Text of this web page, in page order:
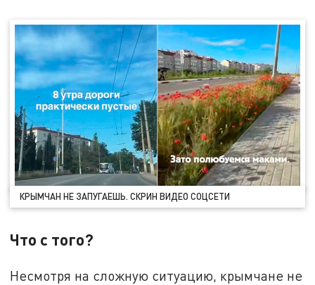
КРЫМЧАН НЕ ЗАПУГАЕШЬ. СКРИН ВИДЕО СОЦСЕТИ
Что с того?
Несмотря на сложную ситуацию, крымчане не